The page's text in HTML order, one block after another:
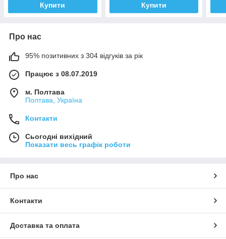
Купити Купити
Про нас
95% позитивних з 304 відгуків за рік
Працює з 08.07.2019
м. Полтава
Полтава, Україна
Контакти
Сьогодні вихідний
Показати весь графік роботи
Про нас
Контакти
Доставка та оплата